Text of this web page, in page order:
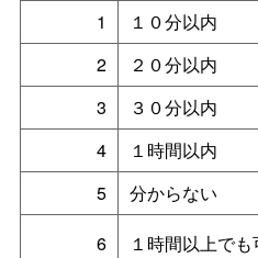
1 １０分以内
2
２０分以内
3
３０分以内
4
１時間以内
5
分からない
6
１時間以上でも